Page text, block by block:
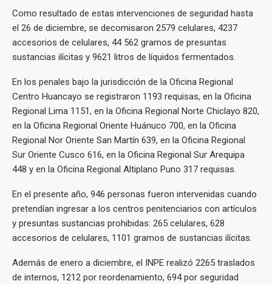
Como resultado de estas intervenciones de seguridad hasta
el 26 de diciembre, se decomisaron 2579 celulares, 4237
accesorios de celulares, 44 562 gramos de presuntas
sustancias ilícitas y 9621 litros de líquidos fermentados.
En los penales bajo la jurisdicción de la Oficina Regional
Centro Huancayo se registraron 1193 requisas, en la Oficina
Regional Lima 1151, en la Oficina Regional Norte Chiclayo 820,
en la Oficina Regional Oriente Huánuco 700, en la Oficina
Regional Nor Oriente San Martín 639, en la Oficina Regional
Sur Oriente Cusco 616, en la Oficina Regional Sur Arequipa
448 y en la Oficina Regional Altiplano Puno 317 requisas.
En el presente año, 946 personas fueron intervenidas cuando
pretendían ingresar a los centros penitenciarios con artículos
y presuntas sustancias prohibidas: 265 celulares, 628
accesorios de celulares, 1101 gramos de sustancias ilícitas.
Además de enero a diciembre, el INPE realizó 2265 traslados
de internos, 1212 por reordenamiento, 694 por seguridad